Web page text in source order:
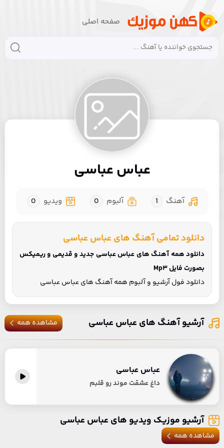
صفحه اصلی
عباس عباسی
آهنگ 1 آلبوم 0 ویدیو 0
دانلود تمامی آهنگ های عباس عباسی
دانلود همه آهنگ های عباس عباسی جدید و قدیمی و ریمیکس
بصورت فایل Mp3
دانلود فول آرشیو و آلبوم همه آهنگ های عباس عباسی
آرشیو آهنگ های عباس عباسی مشاهده همه
عباس عباسی
داغ عشقت موند رو قلبم
آرشیو موزیک ویدیو های عباس عباسی
مشاهده همه